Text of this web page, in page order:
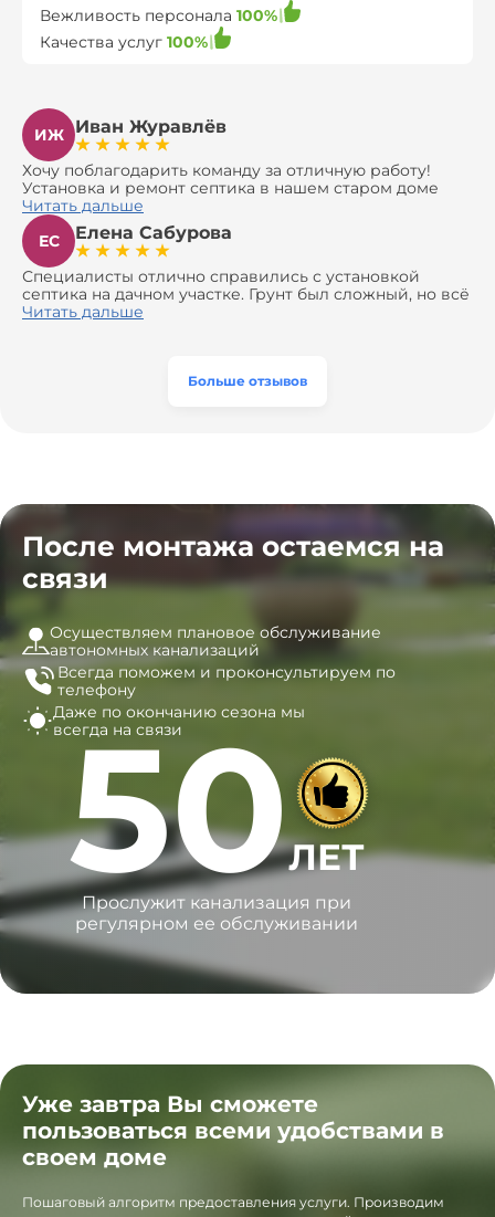
Вежливость персонала 100%
Качества услуг 100%
ИЖ Иван Журавлёв
Хочу поблагодарить команду за отличную работу!
Установка и ремонт септика в нашем старом доме
оказались сложной задачей, но ребята справились на
все 100%. Всё сделали аккуратно и профессионально.
Давали полезные рекомендации, не пытались
навязать ничего лишнего, помогли с выбором и
доставкой материалов, что позволило нам
сэкономить. Выполнили монтаж и демонтаж
оборудования, заменили трубы, обновили
эту компанию всем, кто ищет надёжных
Читать дальше
ЕС
Елена Сабурова
Специалисты отлично справились с установкой
септика на дачном участке. Грунт был сложный, но всё
сделали быстро и аккуратно. Помогли выбрать
Читать дальше
Больше отзывов
После монтажа остаемся на
связи
Осуществляем плановое обслуживание
автономных канализаций
Всегда поможем и проконсультируем по
телефону
Даже по окончанию сезона мы
всегда на связи
50ЛЕТ
Прослужит канализация при
регулярном ее обслуживании
Уже завтра Вы сможете
пользоваться всеми удобствами в
своем доме
Пошаговый алгоритм предоставления услуги. Производим